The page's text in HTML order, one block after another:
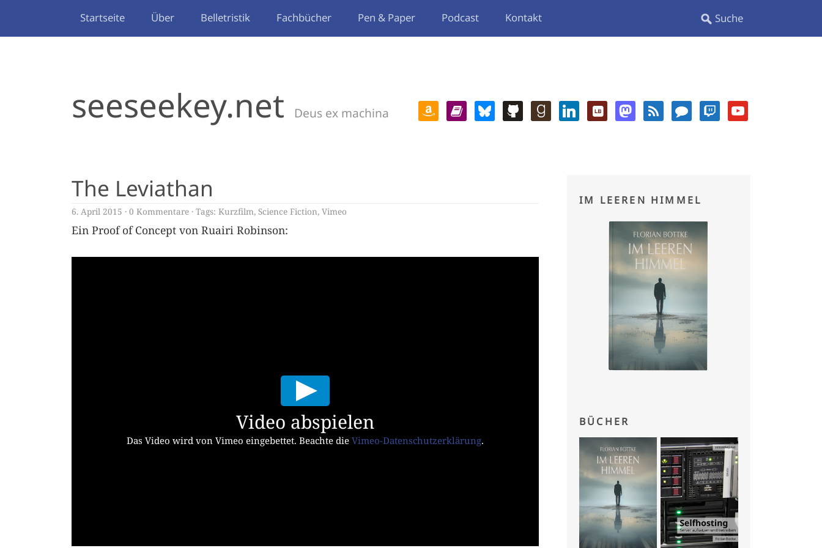
Startseite Über Belletristik Fachbücher Pen & Paper Podcast Kontakt
seeseekey.net Deus ex machina
The Leviathan
6. April 2015 0 Kommentare Tags: Kurzfilm, Science Fiction, Vimeo
Ein Proof of Concept von Ruairi Robinson:
Video abspielen
Das Video wird von Vimeo eingebettet. Beachte dieVimeo-Datenschutzerklärung.
IM LEEREN HIMMEL
BÜCHER